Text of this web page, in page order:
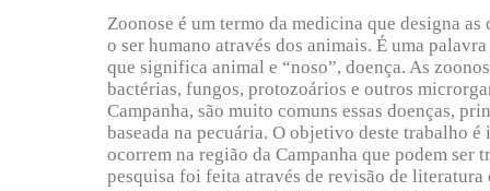
Zoonose é um termo da medicina que designa
o ser humano através dos animais. É uma
que significa animal e “noso”, doença. As
bactérias, fungos, protozoários e outros
Campanha, são muito comuns essas doenças,
baseada na pecuária. O objetivo deste trabalho
ocorrem na região da Campanha que podem ser
pesquisa foi feita através de revisão de